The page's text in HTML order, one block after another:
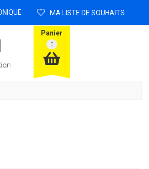
Panier
MA LISTE DE SOUHAITS